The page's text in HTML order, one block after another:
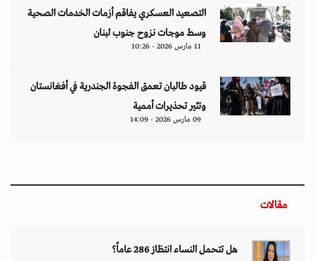
التصعيد العسكري يفاقم أزمات الخدمات الصحية
وسط موجات نزوح جنوب لبنان
11 مارس 2026 - 10:26
قيود طالبان تعمق الفجوة الجندرية في أفغانستان
وتثير تحذيرات أممية
09 مارس 2026 - 14:09
مقالات
هل تتحمل النساء انتظارَ 286 عاماً؟